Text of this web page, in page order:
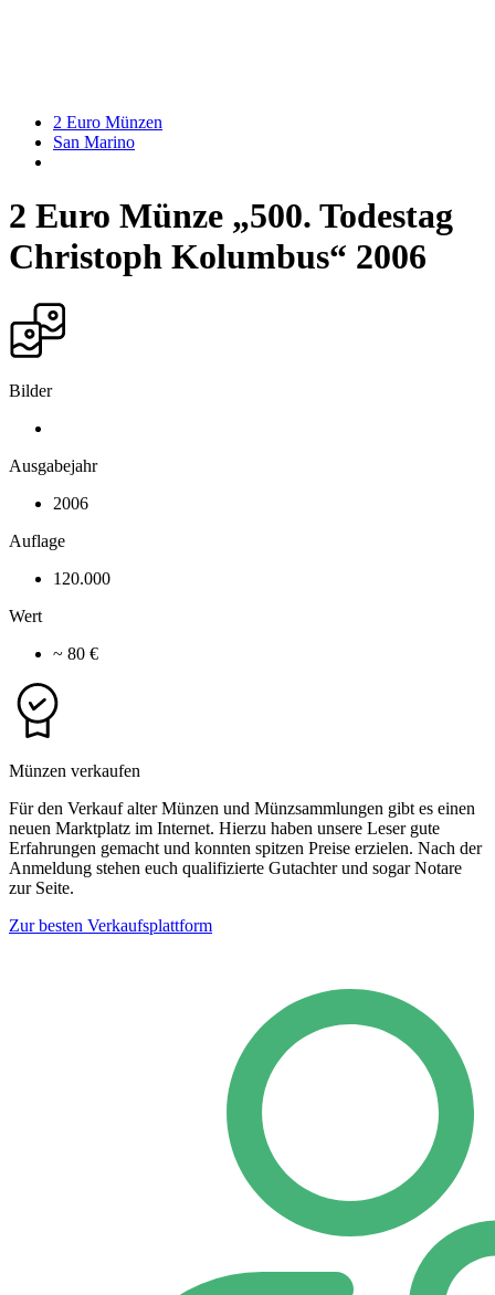
2 Euro Münzen
San Marino
2 Euro Münze „500. Todestag
Christoph Kolumbus“ 2006
Bilder
Ausgabejahr
2006
Auflage
120.000
Wert
~ 80 €
Münzen verkaufen
Für den Verkauf alter Münzen und Münzsammlungen gibt es einen
neuen Marktplatz im Internet. Hierzu haben unsere Leser gute
Erfahrungen gemacht und konnten spitzen Preise erzielen. Nach der
Anmeldung stehen euch qualifizierte Gutachter und sogar Notare
zur Seite.
Zur besten Verkaufsplattform